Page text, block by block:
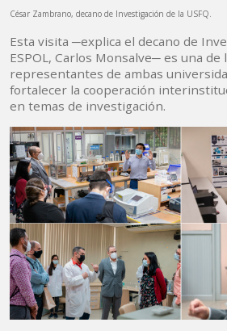
César Zambrano, decano de Investigación de la USFQ.
Esta visita ─explica el decano de
ESPOL, Carlos Monsalve─ es una de
representantes de ambas
fortalecer la cooperación
en temas de investigación.